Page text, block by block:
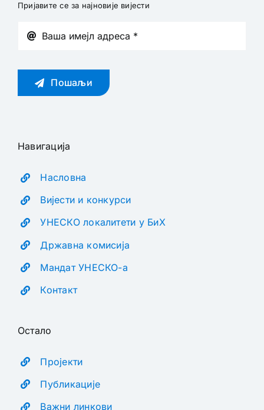
Пријавите се за најновије вијести
Пошаљи
Навигација
Насловна
Вијести и конкурси
УНЕСКО локалитети у БиХ
Државна комисија
Мандат УНЕСКО-а
Контакт
Остало
Пројекти
Публикације
Важни линкови